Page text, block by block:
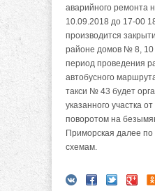
аварийного ремонта
10.09.2018 до 17-00
производится
районе домов № 8, 10
период проведения
автобусного
такси № 43 будет
указанного участка
поворотом на
Приморская далее
схемам.